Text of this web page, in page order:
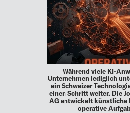
Während viele KI-
Unternehmen lediglich
ein Schweizer
einen Schritt weiter. Die
AG entwickelt künstliche
operative